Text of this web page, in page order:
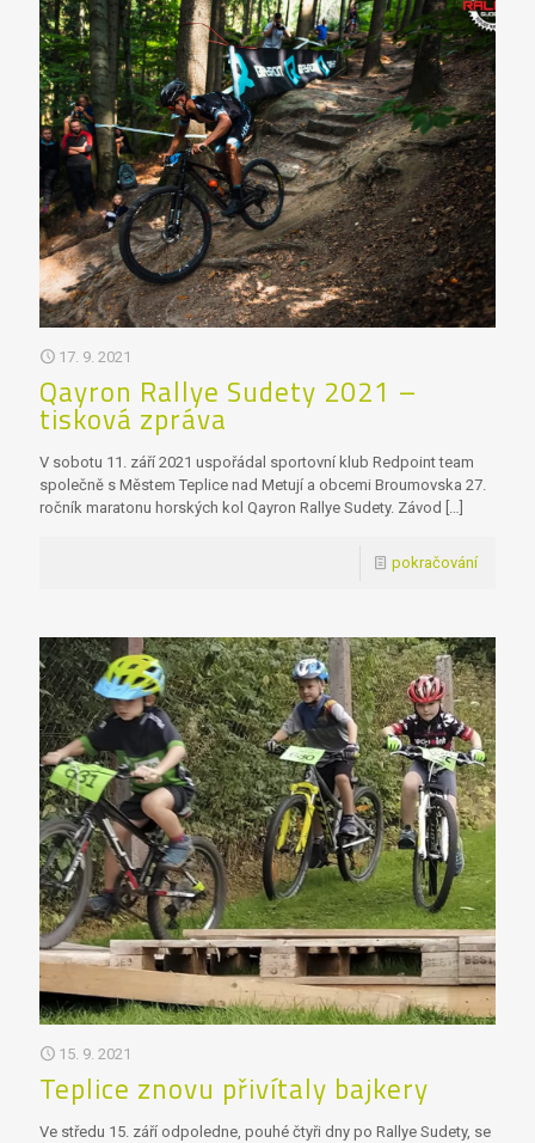
17. 9. 2021
Qayron Rallye Sudety 2021 –
tisková zpráva
V sobotu 11. září 2021 uspořádal sportovní klub Redpoint team
společně s Městem Teplice nad Metují a obcemi Broumovska 27.
ročník maratonu horských kol Qayron Rallye Sudety. Závod […]
pokračování
15. 9. 2021
Teplice znovu přivítaly bajkery
Ve středu 15. září odpoledne, pouhé čtyři dny po Rallye Sudety, se